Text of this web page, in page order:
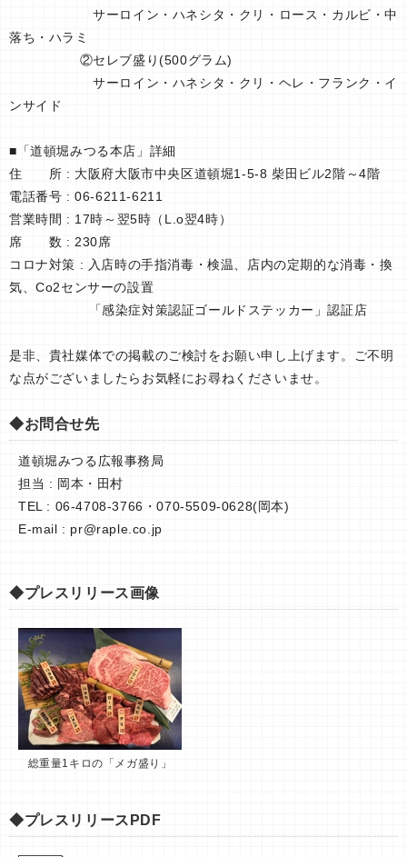
サーロイン・ハネシタ・クリ・ロース・カルビ・中
落ち・ハラミ
②セレブ盛り(500グラム)
サーロイン・ハネシタ・クリ・ヘレ・フランク・イ
ンサイド
■「道頓堀みつる本店」詳細
住 所 : 大阪府大阪市中央区道頓堀1-5-8 柴田ビル2階～4階
電話番号 : 06-6211-6211
営業時間 : 17時～翌5時（L.o翌4時）
席 数 : 230席
コロナ対策 : 入店時の手指消毒・検温、店内の定期的な消毒・換
気、Co2センサーの設置
「感染症対策認証ゴールドステッカー」認証店
是非、貴社媒体での掲載のご検討をお願い申し上げます。ご不明
な点がございましたらお気軽にお尋ねくださいませ。
◆お問合せ先
道頓堀みつる広報事務局
担当 : 岡本・田村
TEL : 06-4708-3766・070-5509-0628(岡本)
E-mail : pr@raple.co.jp
◆プレスリリース画像
総重量1キロの「メガ盛り」
◆プレスリリースPDF